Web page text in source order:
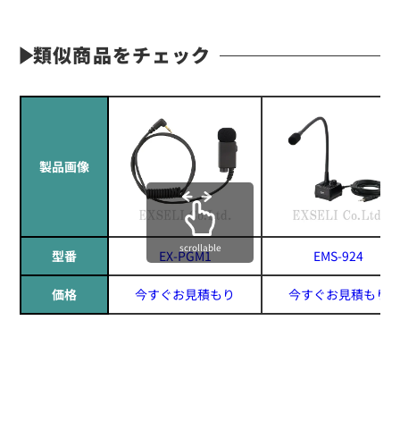
類似商品をチェック
製品画像
型番 EX-PGM1 EMS-924
価格 今すぐお見積もり 今すぐお見積もり
scrollable